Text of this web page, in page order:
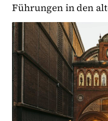
Führungen in den